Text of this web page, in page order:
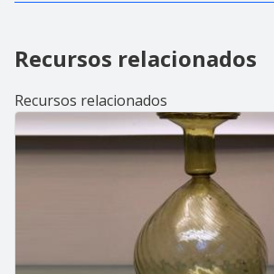
Recursos relacionados
Recursos relacionados